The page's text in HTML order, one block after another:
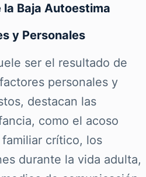
la Baja Autoestima
y Personales
ser el resultado de
personales y
destacan las
como el acoso
crítico, los
durante la vida adulta,